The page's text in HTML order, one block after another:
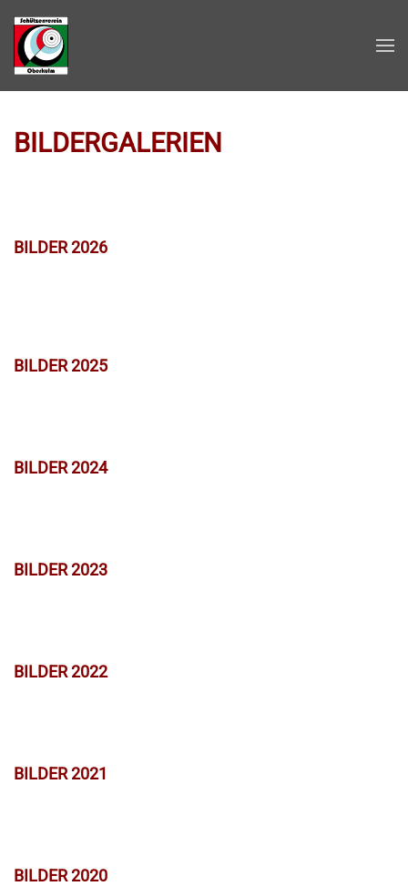
Zum Hauptinhalt springen
BILDERGALERIEN
BILDER 2026
BILDER 2025
BILDER 2024
BILDER 2023
BILDER 2022
BILDER 2021
BILDER 2020